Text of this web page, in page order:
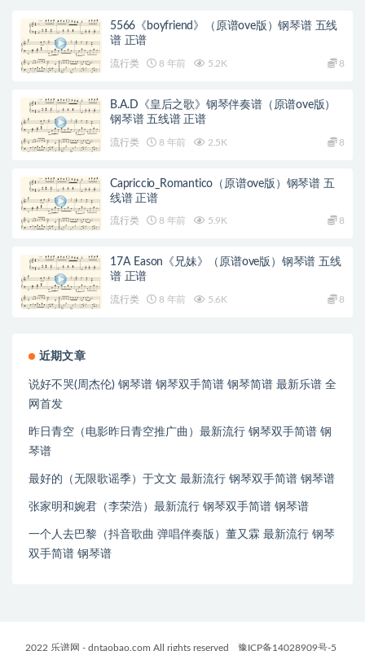
5566《boyfriend》（原谱ove版）钢琴谱 五线
谱 正谱
流行类 8 年前 5.2K 8
B.A.D《皇后之歌》钢琴伴奏谱（原谱ove版）
钢琴谱 五线谱 正谱
流行类 8 年前 2.5K 8
Capriccio_Romantico（原谱ove版）钢琴谱 五
线谱 正谱
流行类 8 年前 5.9K 8
17A Eason《兄妹》（原谱ove版）钢琴谱 五线
谱 正谱
流行类 8 年前 5.6K 8
近期文章
说好不哭(周杰伦) 钢琴谱 钢琴双手简谱 钢琴简谱 最新乐谱 全
网首发
昨日青空（电影昨日青空推广曲）最新流行 钢琴双手简谱 钢
琴谱
最好的（无限歌谣季）于文文 最新流行 钢琴双手简谱 钢琴谱
张家明和婉君（李荣浩）最新流行 钢琴双手简谱 钢琴谱
一个人去巴黎（抖音歌曲 弹唱伴奏版）董又霖 最新流行 钢琴
双手简谱 钢琴谱
2022 乐谱网 - dntaobao.com All rights reserved 豫ICP备14028909号-5